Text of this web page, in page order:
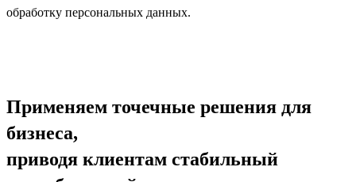
обработку персональных данных.
Применяем точечные решения для
бизнеса,
приводя клиентам стабильный